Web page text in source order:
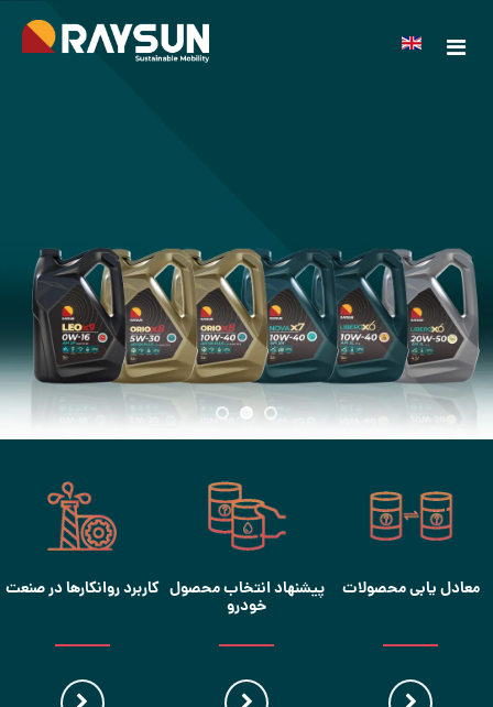
معادل یابی محصولات پیشنهاد انتخاب محصول
خودرو
کاربرد روانکارها در صنعت